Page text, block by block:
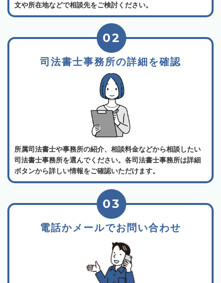
文や所在地などで相談先をご検討ください。
司法書士事務所の詳細を確認
02
所属司法書士や事務所の紹介、相談料金などから相談したい
司法書士事務所を選んでください。各司法書士事務所は詳細
ボタンから詳しい情報をご確認いただけます。
電話かメールでお問い合わせ
03